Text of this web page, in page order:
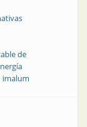
de
imalum
te diré qué cable